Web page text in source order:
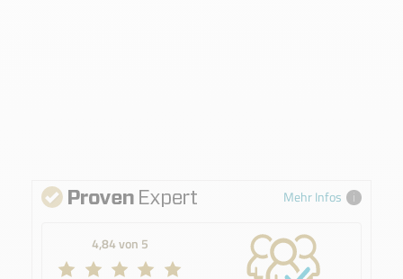
Mehr Infos
4,84 von 5